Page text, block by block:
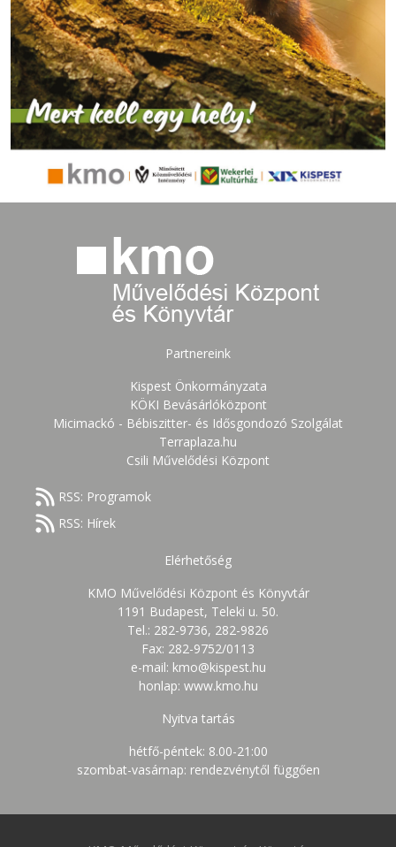
Partnereink
Kispest Önkormányzata
KÖKI Bevásárlóközpont
Micimackó - Bébiszitter- és Idősgondozó Szolgálat
Terraplaza.hu
Csili Művelődési Központ
RSS: Programok
RSS: Hírek
Elérhetőség
KMO Művelődési Központ és Könyvtár
1191 Budapest, Teleki u. 50.
Tel.: 282-9736, 282-9826
Fax: 282-9752/0113
e-mail: kmo@kispest.hu
honlap: www.kmo.hu
Nyitva tartás
hétfő-péntek: 8.00-21:00
szombat-vasárnap: rendezvénytől függően